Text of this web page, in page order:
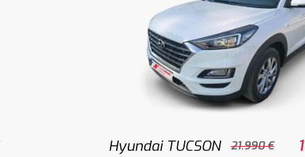
Hyundai TUCSON 21.990 €